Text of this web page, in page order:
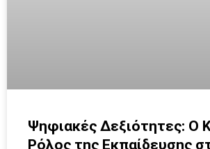
Ψηφιακές Δεξιότητες: Ο
Ρόλος της Εκπαίδευσης